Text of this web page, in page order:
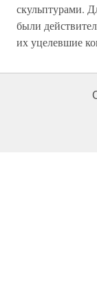
скульптурами.
были
их уцелевшие